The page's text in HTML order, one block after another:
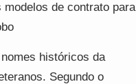
de contrato para
históricos da
Segundo o